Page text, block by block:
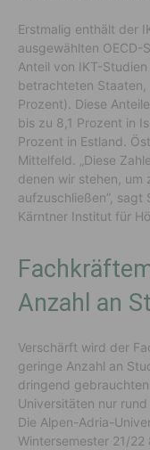
Erstmalig enthält der
ausgewählten
Anteil von IKT-
betrachteten
Prozent). Diese
bis zu 8,1 Prozent in
Prozent in Estland.
Mittelfeld. „Diese
denen wir stehen, um
aufzuschließen”, sagt
Kärntner Institut für
Anzahl an
Verschärft wird der
geringe Anzahl an
dringend
Universitäten nur
Die Alpen-Adria-
Wintersemester 21/